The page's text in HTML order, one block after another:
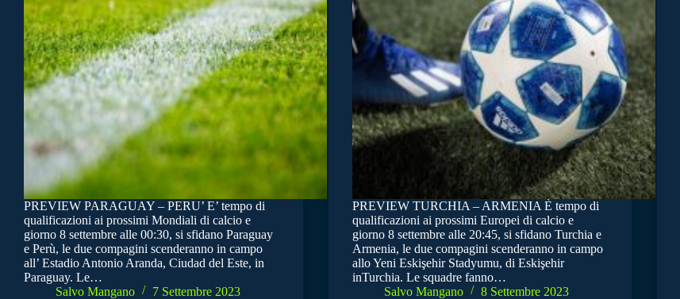
PREVIEW PARAGUAY – PERU’ E’ tempo di
qualificazioni ai prossimi Mondiali di calcio e
giorno 8 settembre alle 00:30, si sfidano Paraguay
e Perù, le due compagini scenderanno in campo
all’ Estadio Antonio Aranda, Ciudad del Este, in
Paraguay. Le…
Salvo Mangano
7 Settembre 2023
PREVIEW TURCHIA – ARMENIA Ѐ tempo di
qualificazioni ai prossimi Europei di calcio e
giorno 8 settembre alle 20:45, si sfidano Turchia e
Armenia, le due compagini scenderanno in campo
allo Yeni Eskişehir Stadyumu, di Eskişehir
inTurchia. Le squadre fanno…
Salvo Mangano
8 Settembre 2023